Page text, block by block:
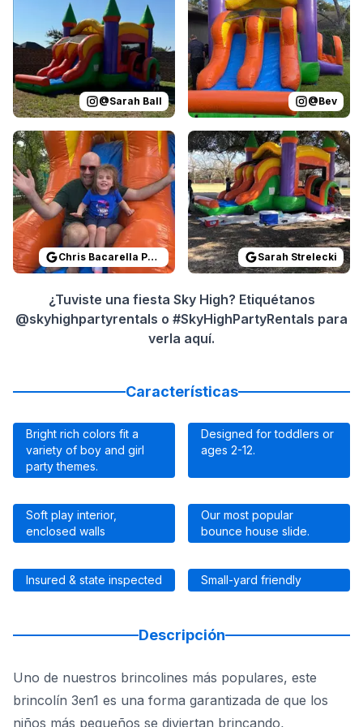
@Sarah Ball @Bev
Reviewed onGoogleReviewsbyChris Bacarella
Chris Bacarella Photography
Reviewed onGoogleReviews
Sarah Strelecki
¿Tuviste una fiesta Sky High? Etiquétanos
@skyhighpartyrentals o #SkyHighPartyRentals para
verla aquí.
Características
Bright rich colors fit a
variety of boy and girl
party themes.
Designed for toddlers or
ages 2-12.
Soft play interior,
enclosed walls
Our most popular
bounce house slide.
Insured & state inspected Small-yard friendly
Descripción
Uno de nuestros brincolines más populares, este
brincolín 3en1 es una forma garantizada de que los
niños más pequeños se diviertan brincando,